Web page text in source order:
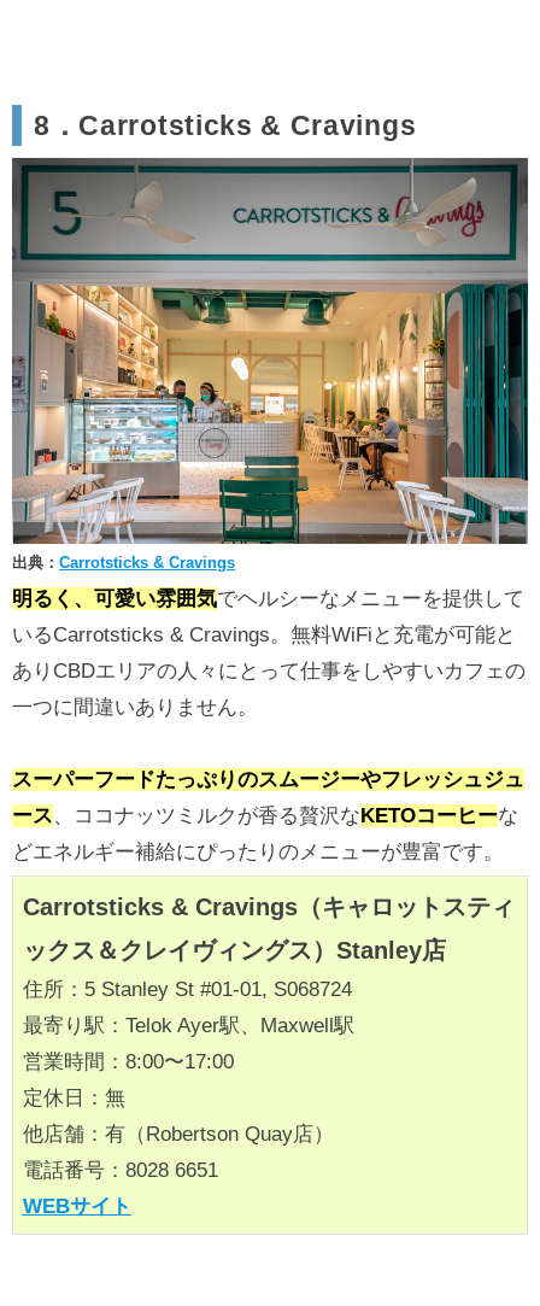
8．Carrotsticks & Cravings
出典： Carrotsticks & Cravings
明るく、可愛い雰囲気でヘルシーなメニューを提供して
いるCarrotsticks & Cravings。無料WiFiと充電が可能と
ありCBDエリアの人々にとって仕事をしやすいカフェの
一つに間違いありません。
スーパーフードたっぷりのスムージーやフレッシュジュ
ース、ココナッツミルクが香る贅沢なKETOコーヒーな
どエネルギー補給にぴったりのメニューが豊富です。
Carrotsticks & Cravings（キャロットスティ
ックス＆クレイヴィングス）Stanley店
住所：5 Stanley St #01-01, S068724
最寄り駅：Telok Ayer駅、Maxwell駅
営業時間：8:00〜17:00
定休日：無
他店舗：有（Robertson Quay店）
電話番号：8028 6651
WEBサイト